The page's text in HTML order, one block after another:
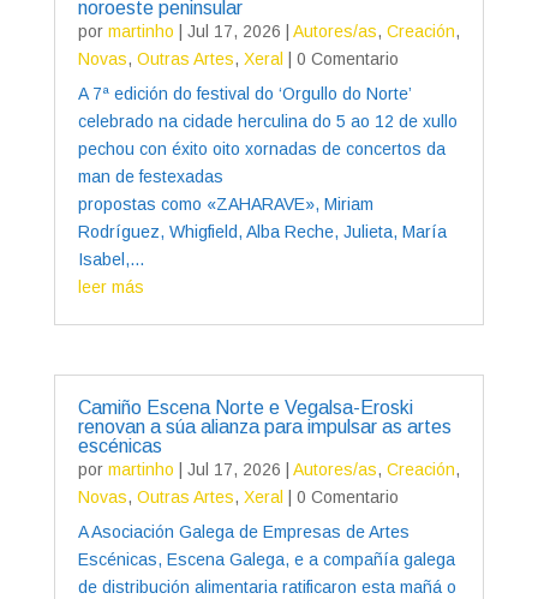
noroeste peninsular
por martinho Jul 17, 2026 Autores/as, Creación,
Novas, Outras Artes, Xeral
| 0 Comentario
A 7ª edición do festival do ‘Orgullo do Norte’
celebrado na cidade herculina do 5 ao 12 de xullo
pechou con éxito oito xornadas de concertos da
man de festexadas
propostas como «ZAHARAVE», Miriam
Rodríguez, Whigfield, Alba Reche, Julieta, María
Isabel,...
leer más
Camiño Escena Norte e Vegalsa-Eroski
renovan a súa alianza para impulsar as artes
escénicas
por martinho Jul 17, 2026 Autores/as, Creación,
Novas, Outras Artes, Xeral
| 0 Comentario
A Asociación Galega de Empresas de Artes
Escénicas, Escena Galega, e a compañía galega
de distribución alimentaria ratificaron esta mañá o